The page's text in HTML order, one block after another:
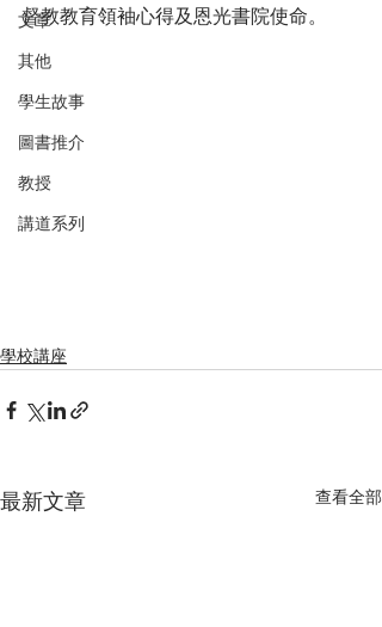
文章
其他
學生故事
圖書推介
教授
講道系列
督教教育領袖心得及恩光書院使命。
學校講座
最新文章 查看全部